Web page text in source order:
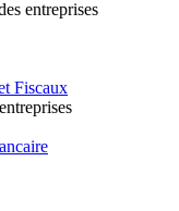
entreprises
Fiscaux